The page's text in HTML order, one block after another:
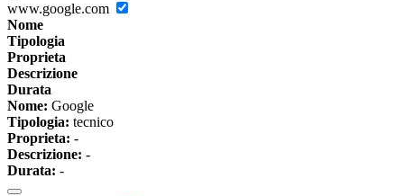
www.google.com
Nome
Tipologia
Proprieta
Descrizione
Durata
Nome: Google
Tipologia: tecnico
Proprieta: -
Descrizione: -
Durata: -